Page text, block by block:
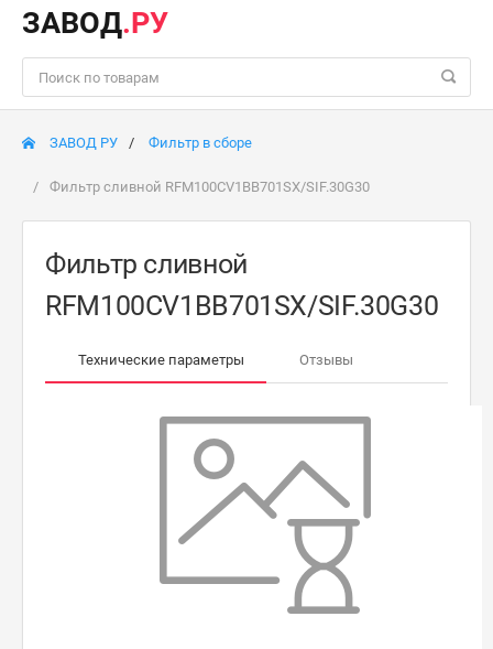
ЗАВОД.РУ
ЗАВОД РУ Фильтр в сборе
Фильтр сливной RFM100СV1BB701SX/SIF.30G30
Фильтр сливной
RFM100СV1BB701SX/SIF.30G30
Технические параметры Отзывы